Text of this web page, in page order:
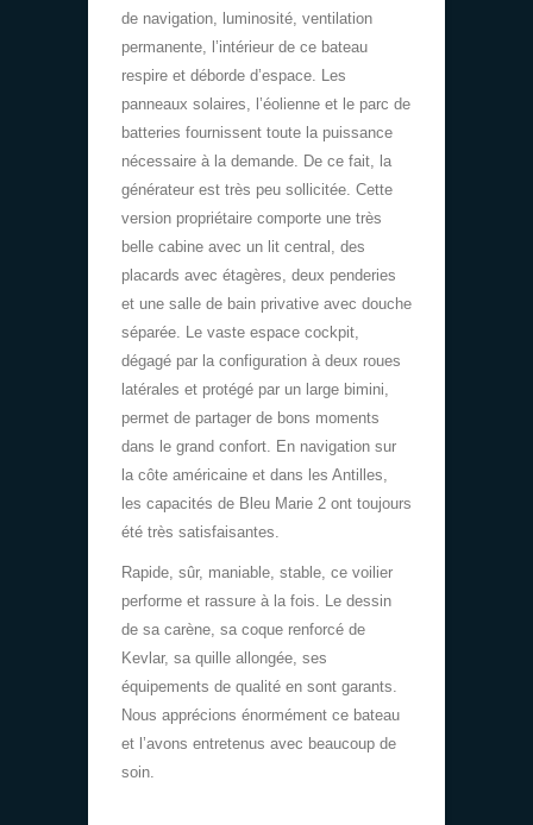
de navigation, luminosité, ventilation
permanente, l’intérieur de ce bateau
respire et déborde d’espace. Les
panneaux solaires, l’éolienne et le parc de
batteries fournissent toute la puissance
nécessaire à la demande. De ce fait, la
générateur est très peu sollicitée. Cette
version propriétaire comporte une très
belle cabine avec un lit central, des
placards avec étagères, deux penderies
et une salle de bain privative avec douche
séparée. Le vaste espace cockpit,
dégagé par la configuration à deux roues
latérales et protégé par un large bimini,
permet de partager de bons moments
dans le grand confort. En navigation sur
la côte américaine et dans les Antilles,
les capacités de Bleu Marie 2 ont toujours
été très satisfaisantes.
Rapide, sûr, maniable, stable, ce voilier
performe et rassure à la fois. Le dessin
de sa carène, sa coque renforcé de
Kevlar, sa quille allongée, ses
équipements de qualité en sont garants.
Nous apprécions énormément ce bateau
et l’avons entretenus avec beaucoup de
soin.